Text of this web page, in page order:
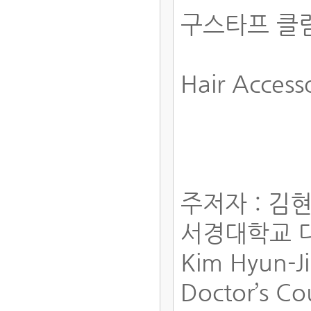
구스타프 클
Hair
주저자 : 김
서경대학교
Kim Hyun-
Doctor’s